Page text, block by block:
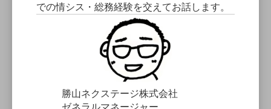
での情シス・総務経験を交えてお話します。
勝山ネクステージ株式会社